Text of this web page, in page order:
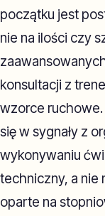
początku jest
nie na ilości czy
konsultacji z
wzorce ruchowe.
się w sygnały z
wykonywaniu
techniczny, a nie
oparte na